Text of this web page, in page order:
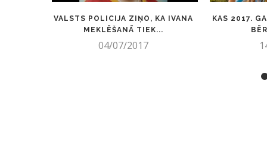
VALSTS POLICIJA ZIŅO, KA IVANA
MEKLĒŠANĀ TIEK...
04/07/2017
KAS 2017.